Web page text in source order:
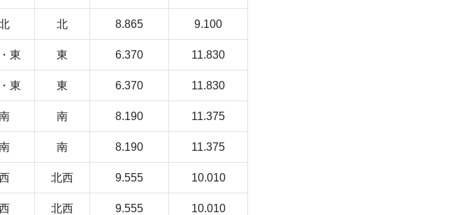
北 8.865 9.100
東 東 6.370 11.830
東 東 6.370 11.830
南 8.190 11.375
南 8.190 11.375
北西 9.555 10.010
北西 9.555 10.010